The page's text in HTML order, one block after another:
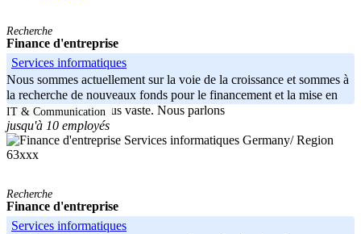
Recherche
Finance d'entreprise
Services informatiques
Nous sommes actuellement sur la voie de la croissance et sommes à
la recherche de nouveaux fonds pour le financement et la mise en
œuvre d’un projet plus vaste. Nous parlons
IT & Communication
jusqu'à 10 employés
Germany/ Region
63xxx
Recherche
Finance d'entreprise
Services informatiques